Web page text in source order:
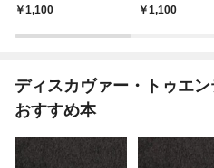
新版1,100
新版1,100
ディスカヴァー・トゥエ
おすすめ本